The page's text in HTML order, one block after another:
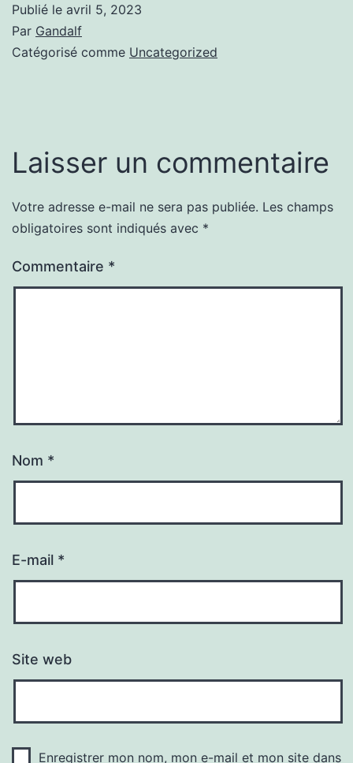
Publié le avril 5, 2023
Par Gandalf
Catégorisé comme Uncategorized
Laisser un commentaire
Votre adresse e-mail ne sera pas publiée. Les champs
obligatoires sont indiqués avec *
Commentaire *
Nom *
E-mail *
Site web
Enregistrer mon nom, mon e-mail et mon site dans